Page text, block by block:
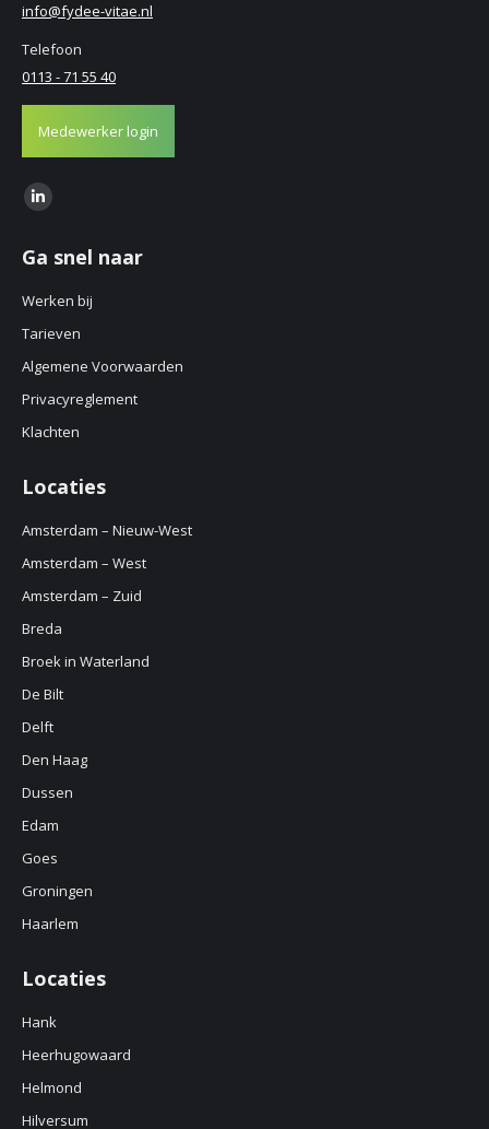
info@fydee-vitae.nl
Telefoon
0113 - 71 55 40
Medewerker login
Find us on:
Linkedin
opens
in
Ga snel naar
Werken bij
Tarieven
Algemene Voorwaarden
Privacyreglement
Klachten
Locaties
Amsterdam – Nieuw-West
Amsterdam – West
Amsterdam – Zuid
Breda
Broek in Waterland
De Bilt
Delft
Den Haag
Dussen
Edam
Goes
Groningen
Haarlem
Locaties
Hank
Heerhugowaard
Helmond
Hilversum